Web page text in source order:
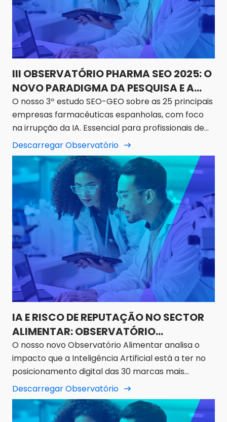
III OBSERVATÓRIO PHARMA SEO 2025: O
NOVO PARADIGMA DA PESQUISA E A
INFLUÊNCIA DA INTELIGÊNCIA
ARTIFICIAL NA PEGADA DIGITAL DO
SECTOR FARMACÊUTICO. O CAMINHO
DA SEO PARA A GEO
O nosso 3º estudo SEO-GEO sobre as 25 principais
empresas farmacêuticas espanholas, com foco
na irrupção da IA. Essencial para profissionais de
marketing e de Life Science.
Descarregar Observatório
IA E RISCO DE REPUTAÇÃO NO SECTOR
ALIMENTAR: OBSERVATÓRIO
GENERATIVO DA PEGADA DIGITAL 2025
O nosso novo Observatório Alimentar analisa o
impacto que a Inteligência Artificial está a ter no
posicionamento digital das 30 marcas mais
importantes do sector em Espanha.
Descarregar Observatório